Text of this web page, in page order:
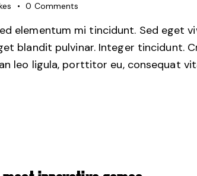
0 Comments
elementum mi tincidunt. Sed eget
blandit pulvinar. Integer tincidunt.
leo ligula, porttitor eu, consequat